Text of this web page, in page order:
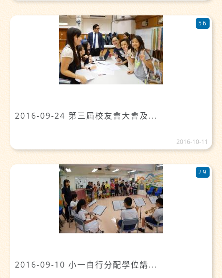
2016-09-24 第三屆校友會大會及...
56
2016-10-11
2016-09-10 小一自行分配學位講...
29